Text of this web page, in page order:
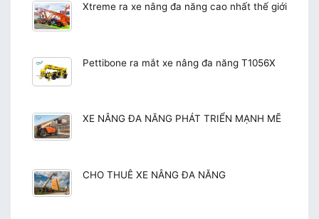
Xtreme ra xe nâng đa năng cao nhất thế giới
Pettibone ra mắt xe nâng đa năng T1056X
XE NÂNG ĐA NĂNG PHÁT TRIỂN MẠNH MẼ
CHO THUÊ XE NÂNG ĐA NĂNG